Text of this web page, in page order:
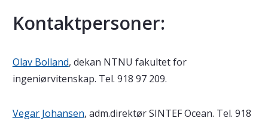
Kontaktpersoner:
Olav Bolland, dekan NTNU fakultet for
ingeniørvitenskap. Tel. 918 97 209.
Vegar Johansen, adm.direktør SINTEF Ocean. Tel. 918